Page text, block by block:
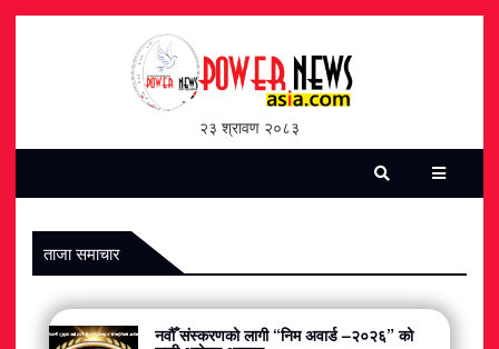
२३ श्रावण २०८३
समाचार
शन्ती / सुरक्षा
ताजा समाचार
नवौँ संस्करणको लागी “निम अवार्ड –२०२६” को